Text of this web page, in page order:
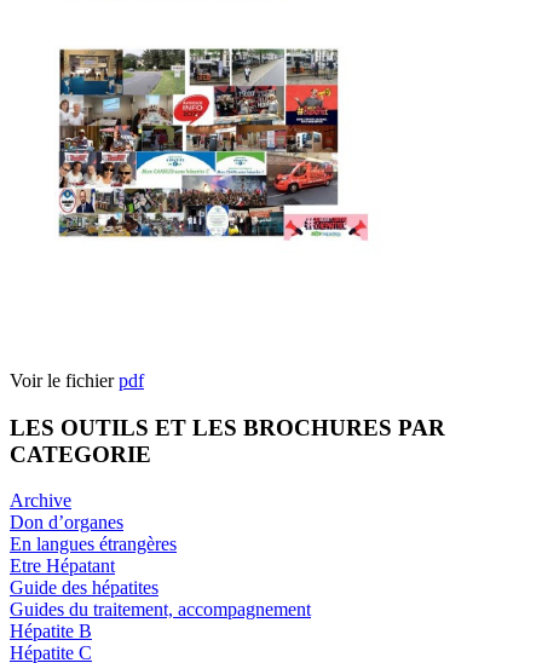
Voir le fichierpdf
LES OUTILS ET LES BROCHURES PAR
CATEGORIE
Archive
Don d’organes
En langues étrangères
Etre Hépatant
Guide des hépatites
Guides du traitement, accompagnement
Hépatite B
Hépatite C